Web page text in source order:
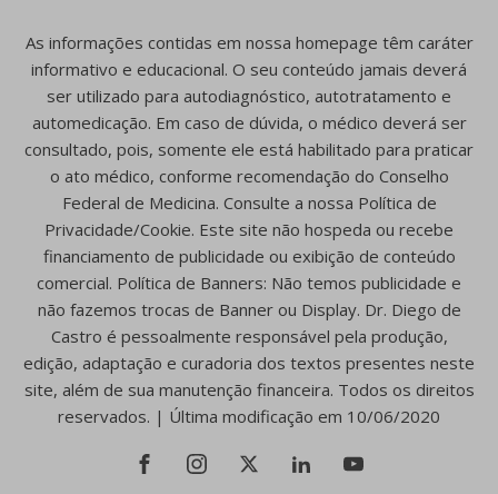
As informações contidas em nossa homepage têm caráter
informativo e educacional. O seu conteúdo jamais deverá
ser utilizado para autodiagnóstico, autotratamento e
automedicação. Em caso de dúvida, o médico deverá ser
consultado, pois, somente ele está habilitado para praticar
o ato médico, conforme recomendação do Conselho
Federal de Medicina. Consulte a nossa Política de
Privacidade/Cookie. Este site não hospeda ou recebe
financiamento de publicidade ou exibição de conteúdo
comercial. Política de Banners: Não temos publicidade e
não fazemos trocas de Banner ou Display. Dr. Diego de
Castro é pessoalmente responsável pela produção,
edição, adaptação e curadoria dos textos presentes neste
site, além de sua manutenção financeira. Todos os direitos
reservados. | Última modificação em 10/06/2020